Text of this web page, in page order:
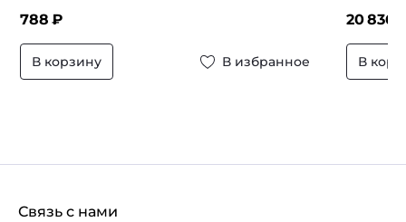
788 ₽
В корзину В избранное
20 836
В
Связь с нами